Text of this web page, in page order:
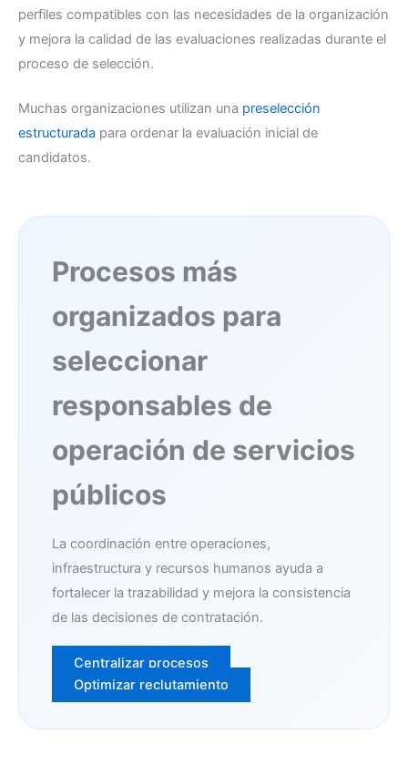
perfiles compatibles con las necesidades de la organización
y mejora la calidad de las evaluaciones realizadas durante el
proceso de selección.
Muchas organizaciones utilizan una preselección
estructurada para ordenar la evaluación inicial de
candidatos.
Procesos más
organizados para
seleccionar
responsables de
operación de servicios
públicos
La coordinación entre operaciones,
infraestructura y recursos humanos ayuda a
fortalecer la trazabilidad y mejora la consistencia
de las decisiones de contratación.
Centralizar procesos
Optimizar reclutamiento